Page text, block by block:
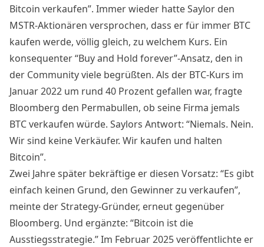
Bitcoin verkaufen”. Immer wieder hatte Saylor den
MSTR-Aktionären versprochen, dass er für immer BTC
kaufen werde, völlig gleich, zu welchem Kurs. Ein
konsequenter “Buy and Hold forever”-Ansatz, den in
der Community viele begrüßten. Als der BTC-Kurs im
Januar 2022 um rund 40 Prozent gefallen war, fragte
Bloomberg den Permabullen, ob seine Firma jemals
BTC verkaufen würde. Saylors Antwort: “Niemals. Nein.
Wir sind keine Verkäufer. Wir kaufen und halten
Bitcoin”.
Zwei Jahre später bekräftige er diesen Vorsatz: “Es gibt
einfach keinen Grund, den Gewinner zu verkaufen”,
meinte der Strategy-Gründer, erneut gegenüber
Bloomberg. Und ergänzte: “Bitcoin ist die
Ausstiegsstrategie.” Im Februar 2025 veröffentlichte er